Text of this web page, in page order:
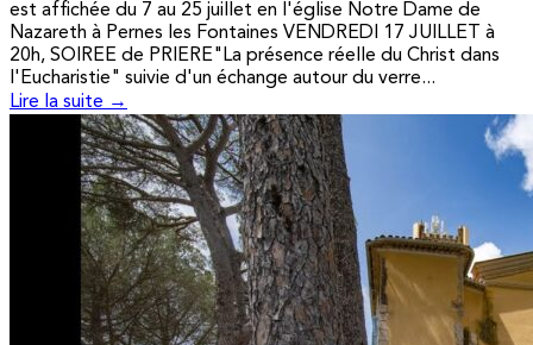
est affichée du 7 au 25 juillet en l'église Notre Dame de
Nazareth à Pernes les Fontaines VENDREDI 17 JUILLET à
20h, SOIREE de PRIERE"La présence réelle du Christ dans
l'Eucharistie" suivie d'un échange autour du verre...
Lire la suite →